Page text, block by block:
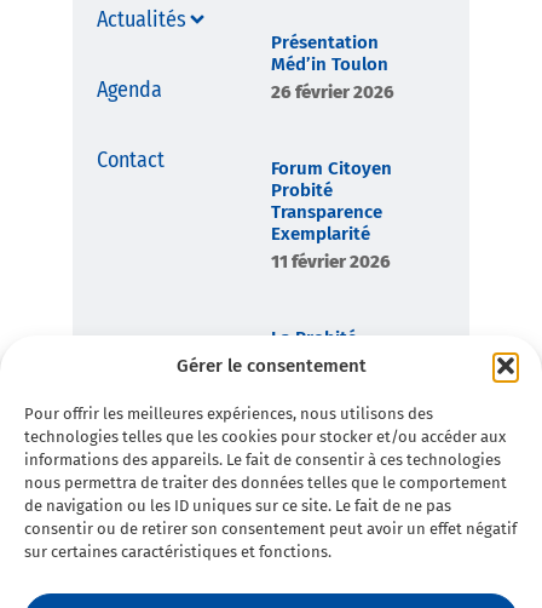
Gérer le consentement
Pour offrir les meilleures expériences, nous utilisons des
technologies telles que les cookies pour stocker et/ou accéder aux
informations des appareils. Le fait de consentir à ces technologies
nous permettra de traiter des données telles que le comportement
de navigation ou les ID uniques sur ce site. Le fait de ne pas
consentir ou de retirer son consentement peut avoir un effet négatif
sur certaines caractéristiques et fonctions.
Actualités
Agenda
Contact
Présentation
Méd’in Toulon
26 février 2026
Forum Citoyen
Probité
Transparence
Exemplarité
11 février 2026
La Probité,
boussole
Toulon en
Commun
7 février 2026